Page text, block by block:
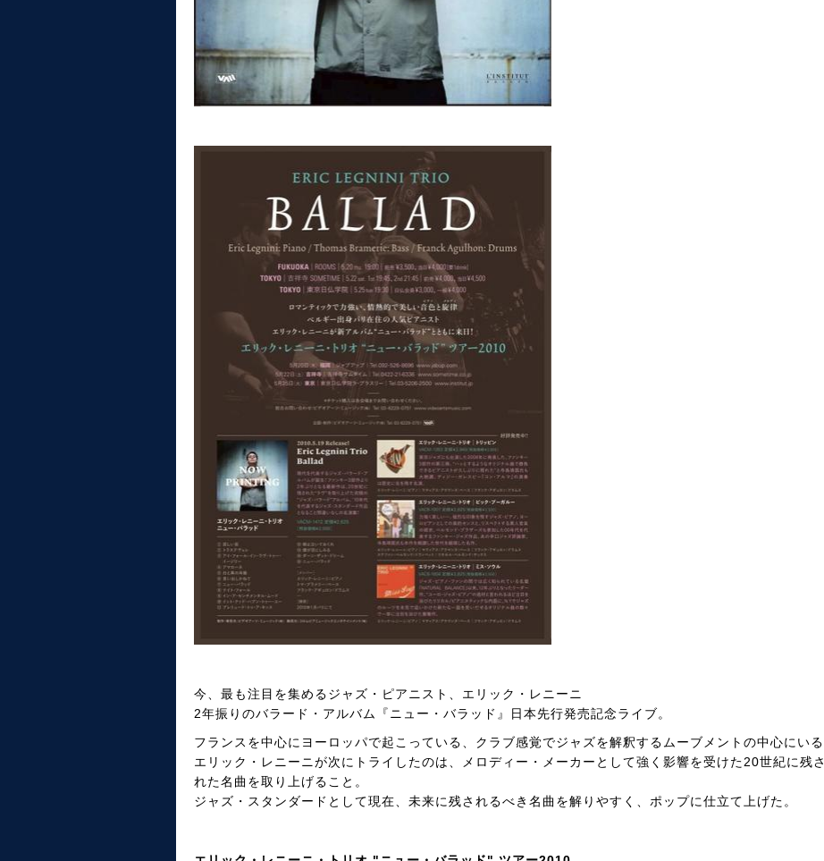
今、最も注目を集めるジャズ・ピアニスト、エリック・レニーニ
2年振りのバラード・アルバム『ニュー・バラッド』日本先行発売記念ライブ。
フランスを中心にヨーロッパで起こっている、クラブ感覚でジャズを解釈するムーブメントの中心にいる
エリック・レニーニが次にトライしたのは、メロディー・メーカーとして強く影響を受けた20世紀に残さ
れた名曲を取り上げること。
ジャズ・スタンダードとして現在、未来に残されるべき名曲を解りやすく、ポップに仕立て上げた。